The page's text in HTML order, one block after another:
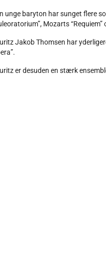
unge baryton har sunget flere
Mozarts
Jakob Thomsen har
er desuden en stærk